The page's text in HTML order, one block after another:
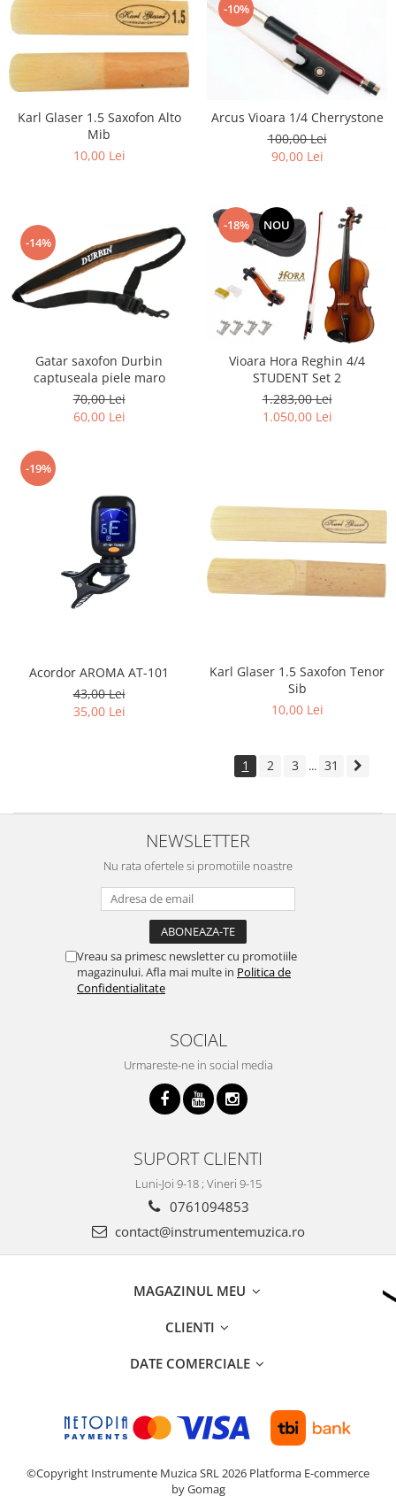
Karl Glaser 1.5 Saxofon Alto
Mib
10,00 Lei
-10%
Arcus Vioara 1/4 Cherrystone
100,00 Lei
90,00 Lei
-14%
Gatar saxofon Durbin
captuseala piele maro
70,00 Lei
60,00 Lei
-18% NOU
Vioara Hora Reghin 4/4
STUDENT Set 2
1.283,00 Lei
1.050,00 Lei
-19%
Acordor AROMA AT-101
43,00 Lei
35,00 Lei
Karl Glaser 1.5 Saxofon Tenor
Sib
10,00 Lei
1 2 3 ... 31
NEWSLETTER
Nu rata ofertele si promotiile noastre
Vreau sa primesc newsletter cu promotiile
magazinului. Afla mai multe in Politica de
Confidentialitate
SOCIAL
Urmareste-ne in social media
SUPORT CLIENTI
Luni-Joi 9-18 ; Vineri 9-15
0761094853
contact@instrumentemuzica.ro
MAGAZINUL MEU
CLIENTI
DATE COMERCIALE
©Copyright Instrumente Muzica SRL 2026 Platforma E-commerce
by Gomag